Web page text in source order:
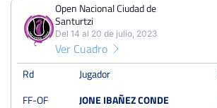
Open Nacional Ciudad de
Santurtzi
Del 14 al 20 de julio, 2023
Ver Cuadro
Rd Jugador
FF-OF
JONE IBAÑEZ CONDE